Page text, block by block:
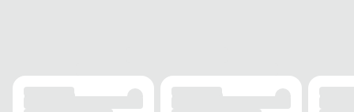
SOLADO